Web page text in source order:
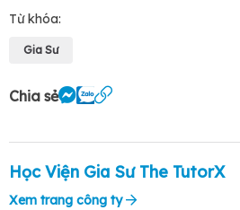
Từ khóa:
Gia Sư
Chia sẻ
Học Viện Gia Sư The TutorX
Xem trang công ty